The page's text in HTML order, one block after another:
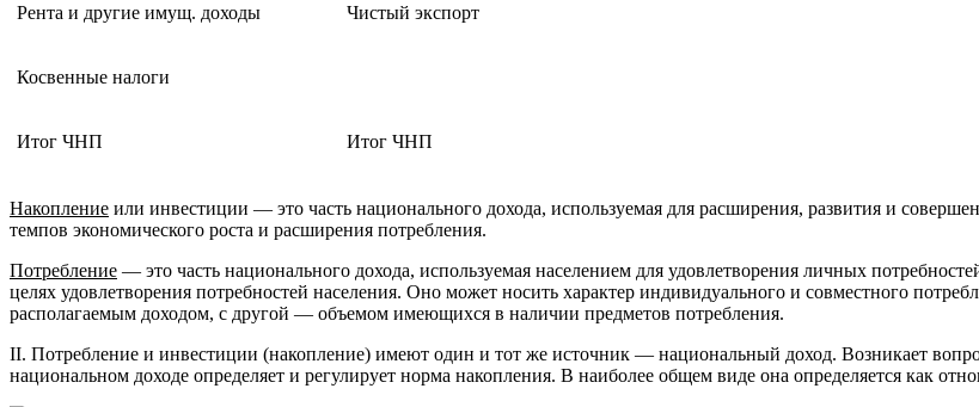
Рента и другие имущ. доходы Чистый экспорт
Косвенные налоги
Итог ЧНП Итог ЧНП
Накопление или инвестиции — это часть национального дохода, используемая для расширения, развития и
темпов экономического роста и расширения потребления.
Потребление — это часть национального дохода, используемая населением для удовлетворения личных
целях удовлетворения потребностей населения. Оно может носить характер индивидуального и совместного
располагаемым доходом, с другой — объемом имеющихся в наличии предметов потребления.
II. Потребление и инвестиции (накопление) имеют один и тот же источник — национальный доход. Возникает
национальном доходе определяет и регулирует норма накопления. В наиболее общем виде она определяется как